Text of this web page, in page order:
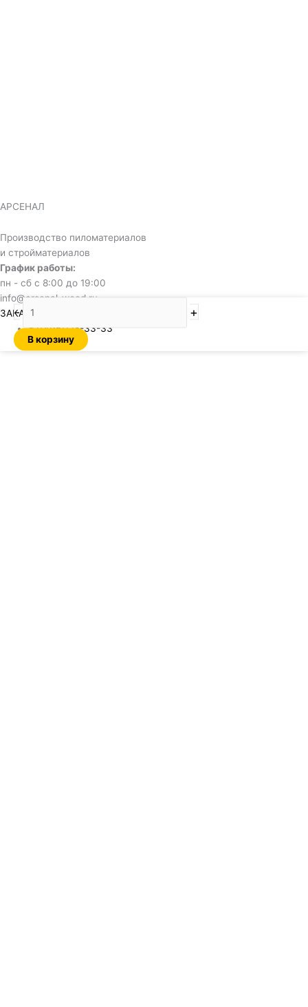
АРСЕНАЛ
Производство пиломатериалов
и стройматериалов
График работы:
пн - сб с 8:00 до 19:00
info@arsenal-wood.ru
ЗАКАЗАТЬ ЗВОНОК
+7(495)128-33-33
-
Количество
товара
Имитация
бруса
+
В корзину